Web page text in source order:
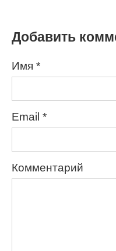
Добавить
Имя *
Email *
Комментарий